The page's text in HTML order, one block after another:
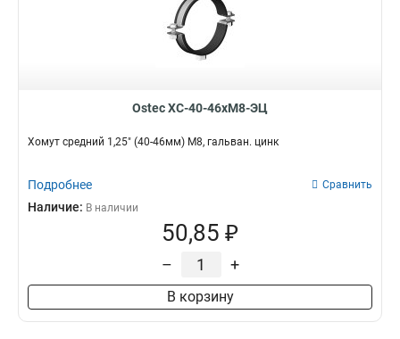
Ostec ХС-40-46хМ8-ЭЦ
Хомут средний 1,25" (40-46мм) М8, гальван. цинк
Подробнее Сравнить
Наличие: В наличии
50,85 ₽
– +
В корзину